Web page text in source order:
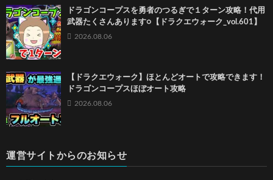
ドラゴンコープスを勇者のつるぎで１ターン攻略！代用
武器たくさんあります○【ドラクエウォーク_vol.601】
2026.08.06
【ドラクエウォーク】ほとんどオートで攻略できます！
ドラゴンコープスほぼオート攻略
2026.08.06
運営サイトからのお知らせ